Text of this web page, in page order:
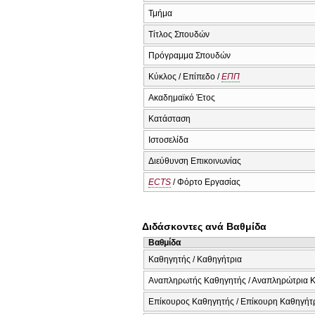
Τμήμα
Τίτλος Σπουδών
Πρόγραμμα Σπουδών
Κύκλος / Επίπεδο /ΕΠΠ
Ακαδημαϊκό Έτος
Κατάσταση
Ιστοσελίδα
Διεύθυνση Επικοινωνίας
ECTS / Φόρτο Εργασίας
Διδάσκοντες ανά Βαθμίδα
Βαθμίδα
Καθηγητής / Καθηγήτρια
Αναπληρωτής Καθηγητής / Αναπληρώτρια
Επίκουρος Καθηγητής / Επίκουρη